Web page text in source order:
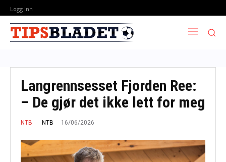
Logg inn
Langrennsesset Fjorden Ree:
– De gjør det ikke lett for meg
NTB NTB 16/06/2026